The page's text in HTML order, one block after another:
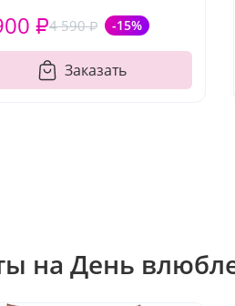
4 590 ₽ -15%
₽
Заказать
на День